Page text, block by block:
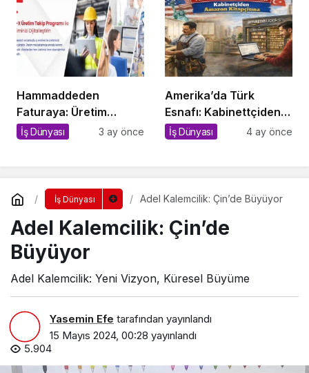
Hammaddeden
Faturaya: Üretim
İşletmelerinde Kopuk
İş Dünyası 3 ay önce
Amerika’da Türk
Esnafı: Kabinettçiden
Amazon Kitapçısına
İş Dünyası 4 ay önce
İş Dünyası Adel Kalemcilik: Çin’de Büyüyor
Adel Kalemcilik: Çin’de
Büyüyor
Adel Kalemcilik: Yeni Vizyon, Küresel Büyüme
Yasemin Efe tarafından yayınlandı
15 Mayıs 2024, 00:28 yayınlandı
5.904